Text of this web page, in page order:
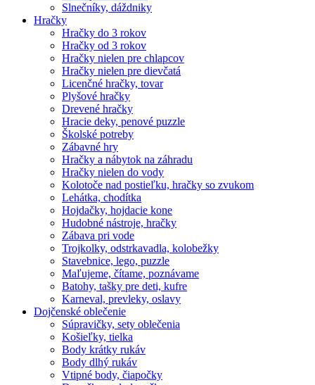
Slnečníky, dáždniky
Hračky
Hračky do 3 rokov
Hračky od 3 rokov
Hračky nielen pre chlapcov
Hračky nielen pre dievčatá
Licenčné hračky, tovar
Plyšové hračky
Drevené hračky
Hracie deky, penové puzzle
Školské potreby
Zábavné hry
Hračky a nábytok na záhradu
Hračky nielen do vody
Kolotoče nad postieľku, hračky so zvukom
Lehátka, chodítka
Hojdačky, hojdacie kone
Hudobné nástroje, hračky
Zábava pri vode
Trojkolky, odstrkavadla, kolobežky
Stavebnice, lego, puzzle
Maľujeme, čítame, poznávame
Batohy, tašky pre deti, kufre
Karneval, prevleky, oslavy
Dojčenské oblečenie
Súpravičky, sety oblečenia
Košieľky, tielka
Body krátky rukáv
Body dlhý rukáv
Vtipné body, čiapočky